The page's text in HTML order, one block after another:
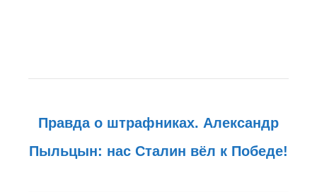
Правда о штрафниках. Александр
Пыльцын: нас Сталин вёл к Победе!